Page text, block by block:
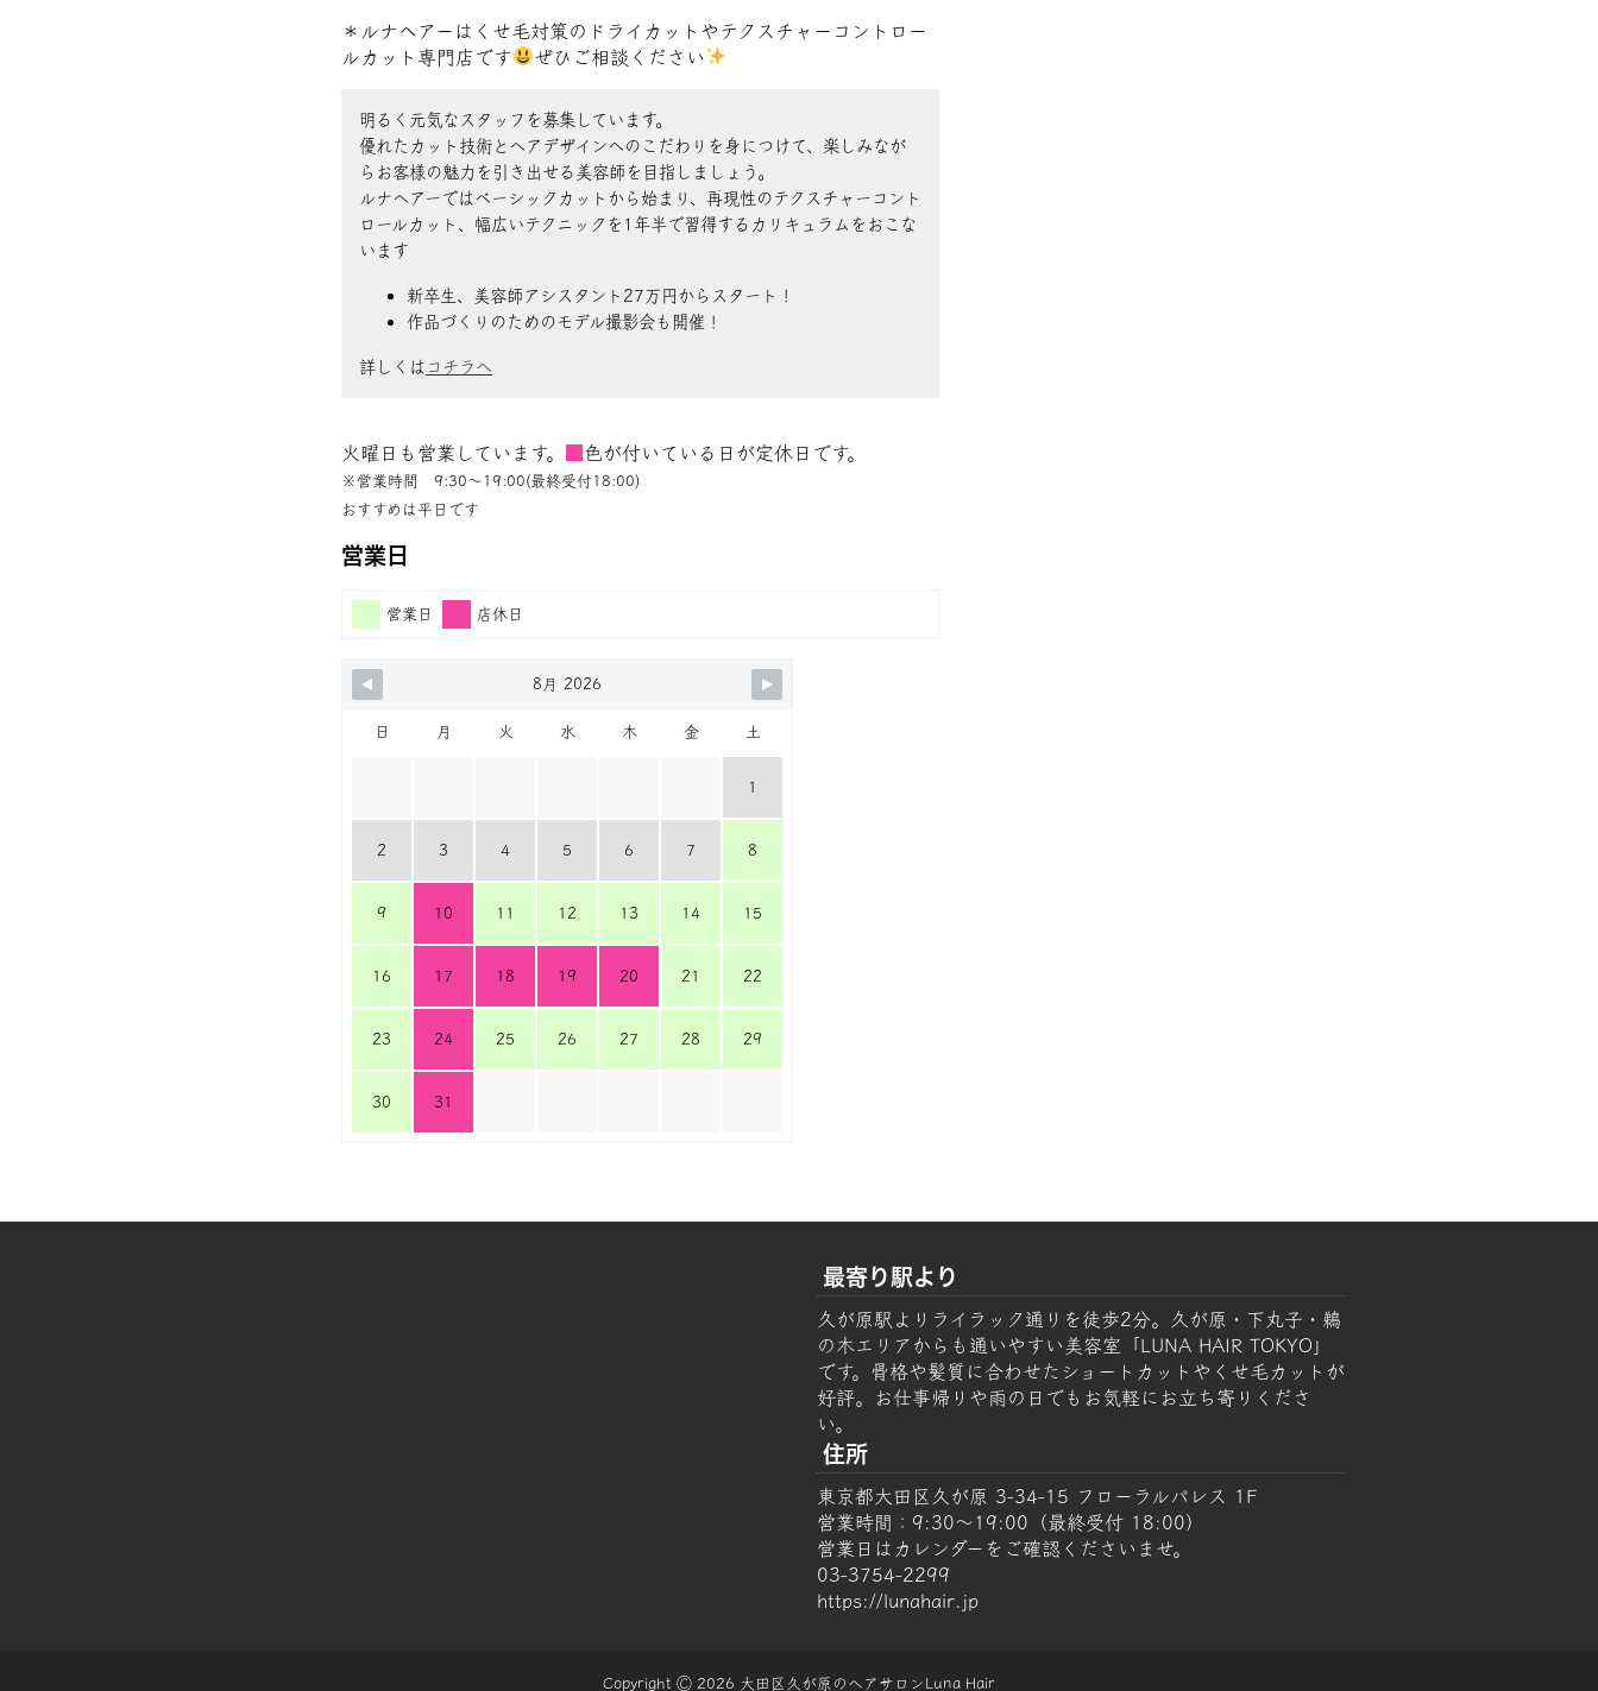
＊ルナヘアーはくせ毛対策のドライカットやテクスチャーコントロー
ルカット専門店です
ぜひご相談ください
明るく元気なスタッフを募集しています。
優れたカット技術とヘアデザインへのこだわりを身につけて、楽しみなが
らお客様の魅力を引き出せる美容師を目指しましょう。
ルナヘアーではベーシックカットから始まり、再現性のテクスチャーコント
ロールカット、幅広いテクニックを1年半で習得するカリキュラムをおこな
います
新卒生、美容師アシスタント27万円からスタート！
作品づくりのためのモデル撮影会も開催！
詳しくは コチラへ
火曜日も営業しています。 色が付いている日が定休日です。
※営業時間 9:30〜19:00(最終受付18:00)
おすすめは平日です
営業日
営業日 店休日
8月 2026
日 月 火 水 木 金 土
1
2 3 4 5 6 7 8
9 10 11 12 13 14 15
16 17 18 19 20 21 22
23 24 25 26 27 28 29
30 31
最寄り駅より
久が原駅よりライラック通りを徒歩2分。久が原・下丸子・鵜
の木エリアからも通いやすい美容室「LUNA HAIR TOKYO」
です。骨格や髪質に合わせたショートカットやくせ毛カットが
好評。お仕事帰りや雨の日でもお気軽にお立ち寄りくださ
い。
住所
東京都大田区久が原 3-34-15 フローラルパレス 1F
営業時間：9:30～19:00（最終受付 18:00）
営業日はカレンダーをご確認くださいませ。
03-3754-2299
https://lunahair.jp
Copyright Ⓒ 2026 大田区久が原のヘアサロンLuna Hair